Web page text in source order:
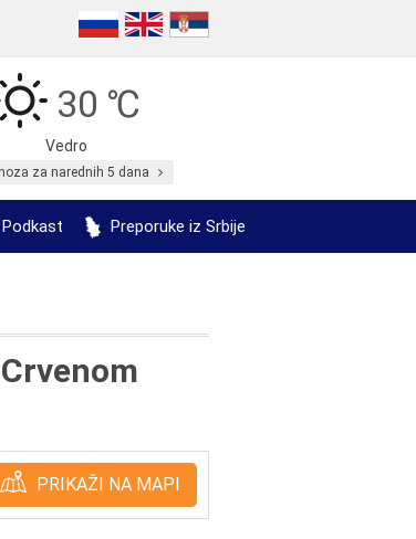
30 ℃
Vedro
za narednih 5 dana
Podkast Preporuke iz Srbije
PRIKAŽI NA MAPI